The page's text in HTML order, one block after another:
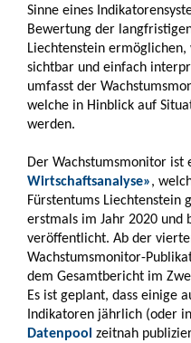
Sinne eines
Bewertung der
Liechtenstein
sichtbar und einfach
umfasst der
welche in Hinblick auf
werden.
Der Wachstumsmonitor ist
Wirtschaftsanalyse»,
Fürstentums
erstmals im Jahr 2020 und
veröffentlicht. Ab der
Wachstumsmonitor-
dem Gesamtbericht im
Es ist geplant, dass einige
Indikatoren jährlich (oder
Datenpool zeitnah